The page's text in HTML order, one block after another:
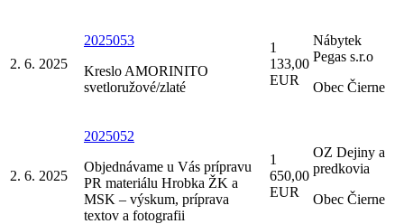
2. 6. 2025
2025053
Kreslo AMORINITO
svetloružové/zlaté
1
133,00
EUR
Nábytek
Pegas s.r.o
Obec Čierne
2. 6. 2025
2025052
Objednávame u Vás prípravu
PR materiálu Hrobka ŽK a
MSK – výskum, príprava
textov a fotografii
1
650,00
EUR
OZ Dejiny a
predkovia
Obec Čierne